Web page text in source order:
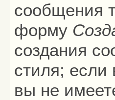
сообщения
форму
создания
стиля;
вы не